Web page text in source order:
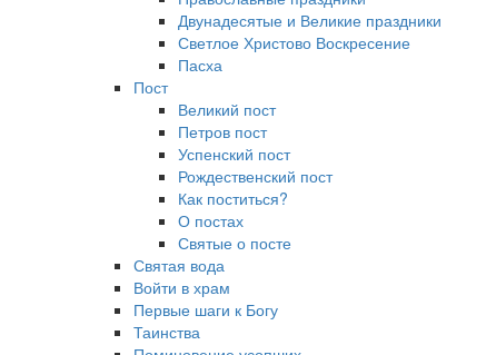
Двунадесятые и Великие праздники
Светлое Христово Воскресение
Пасха
Пост
Великий пост
Петров пост
Успенский пост
Рождественский пост
Как поститься?
О постах
Святые о посте
Святая вода
Войти в храм
Первые шаги к Богу
Таинства